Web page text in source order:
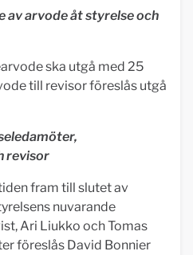
av arvode åt styrelse och
ska utgå med 25
till revisor föreslås utgå
revisor
fram till slutet av
nuvarande
Ari Liukko och Tomas
föreslås David Bonnier